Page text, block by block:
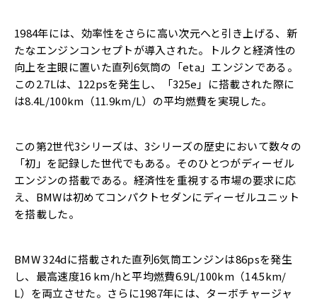
1984年には、効率性をさらに高い次元へと引き上げる、新
たなエンジンコンセプトが導入された。トルクと経済性の
向上を主眼に置いた直列6気筒の「eta」エンジンである。
この2.7Lは、122psを発生し、「325e」に搭載された際に
は8.4L/100km（11.9km/L）の平均燃費を実現した。
この第2世代3シリーズは、3シリーズの歴史において数々の
「初」を記録した世代でもある。そのひとつがディーゼル
エンジンの搭載である。経済性を重視する市場の要求に応
え、BMWは初めてコンパクトセダンにディーゼルユニット
を搭載した。
BMW 324dに搭載された直列6気筒エンジンは86psを発生
し、最高速度16 km/hと平均燃費6.9L/100km（14.5km/
L）を両立させた。さらに1987年には、ターボチャージャ